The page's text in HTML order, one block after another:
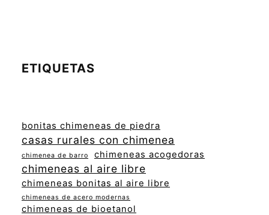
ETIQUETAS
bonitas chimeneas de piedra
casas rurales con chimenea
chimenea de barro chimeneas acogedoras
chimeneas al aire libre
chimeneas bonitas al aire libre
chimeneas de acero modernas
chimeneas de bioetanol